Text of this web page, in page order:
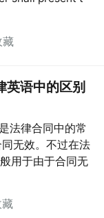
藏
语中的区别
法律合同中的常
无效。不过在法
用于由于合同无